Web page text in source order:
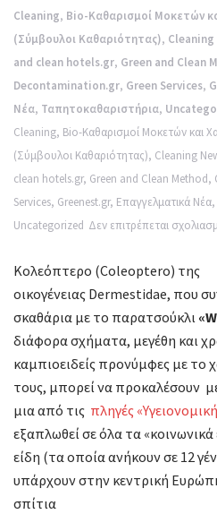
Cleaning, Bio-Καθαρισμοί Μοκετών
(Σύμβουλοι Καθαριότητας), Cleaning
and clean hotels.gr, Green and Clean
Decontamination.gr, Green Services,
Νέα, Ταπητοκαθαριστήρια,
Cleaning, Bio-Καθαρισμοί Μοκετών και
(Σύμβουλοι Καθαριότητας), Cleaning
clean hotels.gr, Green and Clean Method,
Services, Greenest.gr, Επαγγελματικά Νέα,
Uncategorized Δεν επιτρέπεται
Κολεόπτερο (Coleoptero) της
οικογένειας Dermestidae, που
σκαθάρια με το παρατσούκλι
διάφορα σχήματα, μεγέθη και
καμπιοειδείς προνύμφες με το
τους, μπορεί να προκαλέσουν
μια από τις πληγές
εξαπλωθεί σε όλα τα
είδη (τα οποία ανήκουν σε 12
υπάρχουν στην κεντρική
σπίτια